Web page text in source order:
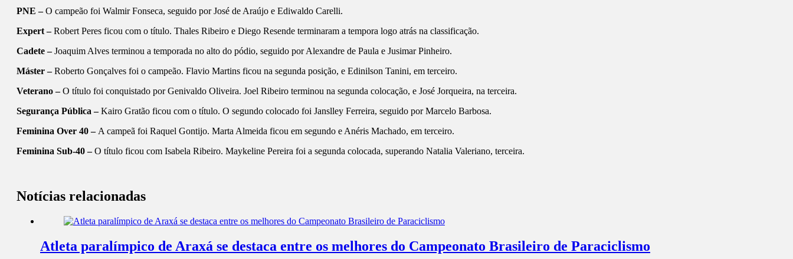
PNE –O campeão foi Walmir Fonseca, seguido por José de Araújo e Ediwaldo Carelli.
Expert –Robert Peres ficou com o título. Thales Ribeiro e Diego Resende terminaram a tempora logo atrás na classificação.
Cadete –Joaquim Alves terminou a temporada no alto do pódio, seguido por Alexandre de Paula e Jusimar Pinheiro.
Máster –Roberto Gonçalves foi o campeão. Flavio Martins ficou na segunda posição, e Edinilson Tanini, em terceiro.
Veterano –O título foi conquistado por Genivaldo Oliveira. Joel Ribeiro terminou na segunda colocação, e José Jorqueira, na terceira.
Segurança Pública –Kairo Gratão ficou com o título. O segundo colocado foi Janslley Ferreira, seguido por Marcelo Barbosa.
Feminina Over 40 –A campeã foi Raquel Gontijo. Marta Almeida ficou em segundo e Anéris Machado, em terceiro.
Feminina Sub-40 –O título ficou com Isabela Ribeiro. Maykeline Pereira foi a segunda colocada, superando Natalia Valeriano, terceira.
Notícias relacionadas
Atleta paralímpico de Araxá se destaca entre os melhores do Campeonato Brasileiro de Paraciclismo